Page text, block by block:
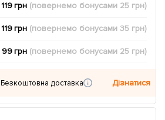
119 грн (повернемо бонусами 25 грн)
119 грн (повернемо бонусами35 грн)
99 грн (повернемо бонусами 25 грн)
Безкоштовна доставка Дізнатися